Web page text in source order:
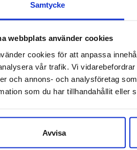
Samtycke
webbplats använder cookies
cookies för att anpassa
vår trafik. Vi
och annons- och analysföretag
som du har tillhandahållit eller
Avvisa
Läst:Normal, lätt svängd
Material:Skinn
Butiker:Umeå
HAGLÖFS